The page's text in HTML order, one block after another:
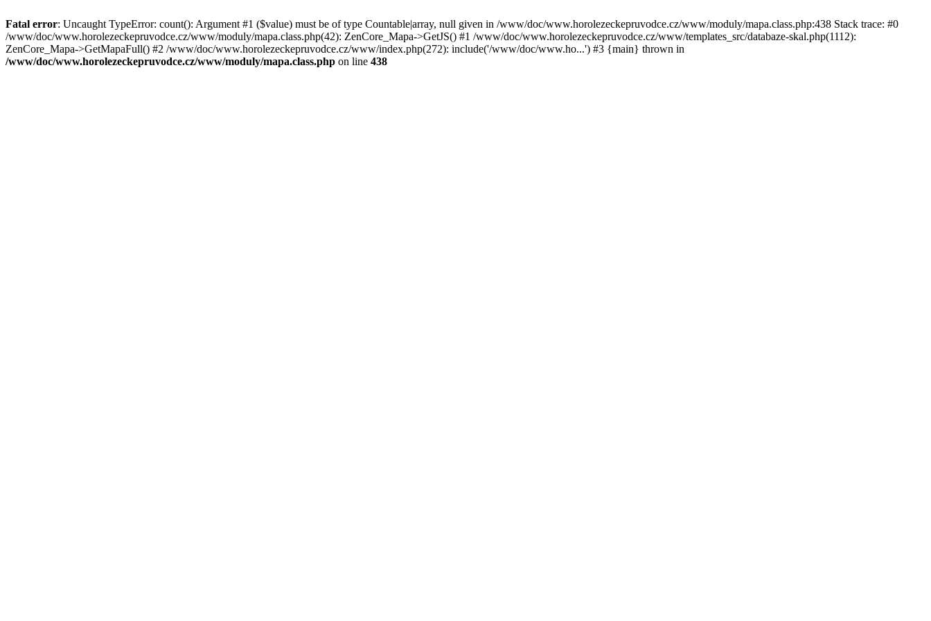
Fatal error: Uncaught TypeError: count(): Argument #1 ($value) must be of type Countable|array, null given in /www/doc/www.horolezeckepruvodce.cz/www/moduly/mapa.class.php:438 Stack trace: #0
/www/doc/www.horolezeckepruvodce.cz/www/moduly/mapa.class.php(42): ZenCore_Mapa->GetJS() #1 /www/doc/www.horolezeckepruvodce.cz/www/templates_src/databaze-skal.php(1112):
ZenCore_Mapa->GetMapaFull() #2 /www/doc/www.horolezeckepruvodce.cz/www/index.php(272): include('/www/doc/www.ho...') #3 {main} thrown in
/www/doc/www.horolezeckepruvodce.cz/www/moduly/mapa.class.php on line 438